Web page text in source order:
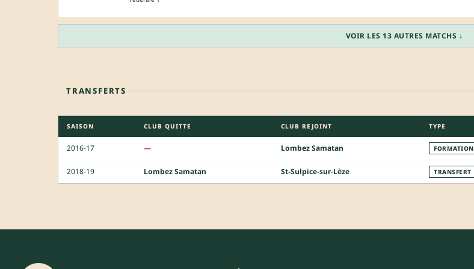
VOIR LES 13 AUTRES MATCHS ↓
TRANSFERTS
SAISON CLUB QUITTE CLUB REJOINT TYPE
2016-17 — Lombez Samatan FORMATION
2018-19 Lombez Samatan St-Sulpice-sur-Lèze TRANSFERT